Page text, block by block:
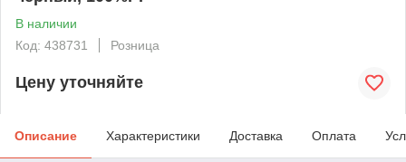
В наличии
Код: 438731
Розница
Цену уточняйте
Описание Характеристики Доставка Оплата